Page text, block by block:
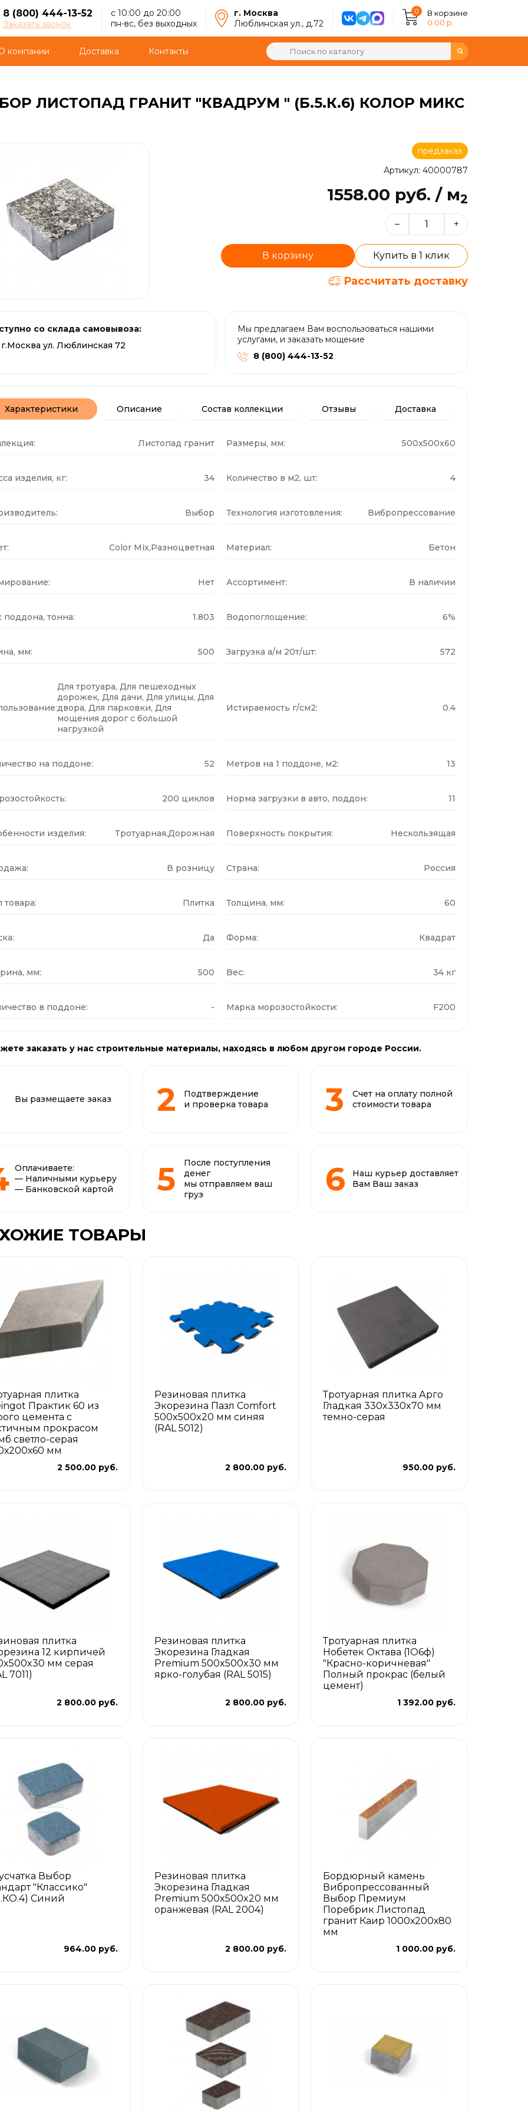
8 (800) 444-13-52
Заказать звонок
с 10:00 до 20:00
пн-вс, без выходных
г. Москва
Люблинская ул., д.72
0
В корзине
0.00 р.
компании Доставка Контакты
ЛИСТОПАД ГРАНИТ "КВАДРУМ " (Б.5.К.6) КОЛОР МИКС
предзаказ
Артикул: 40000787
1558.00 руб. / м2
– +
В корзину Купить в 1 клик
Рассчитать доставку
со склада самовывоза:
г.Москва ул. Люблинская 72
Мы предлагаем Вам воспользоваться нашими
услугами, и заказать мощение
8 (800) 444-13-52
Характеристики Описание Состав коллекции Отзывы Доставка
Листопад гранит Размеры, мм: 500x500x60
изделия, кг: 34 Количество в м2, шт: 4
Выбор Технология изготовления: Вибропрессование
Color Mix,Разноцветная Материал: Бетон
Нет Ассортимент: В наличии
поддона, тонна: 1.803 Водопоглощение: 6%
мм: 500 Загрузка а/м 20т/шт: 572
Для тротуара, Для пешеходных
дорожек, Для дачи, Для улицы, Для
двора, Для парковки, Для
мощения дорог с большой
нагрузкой
Истираемость г/см2: 0.4
на поддоне: 52 Метров на 1 поддоне, м2: 13
200 циклов Норма загрузки в авто, поддон: 11
изделия: Тротуарная,Дорожная Поверхность покрытия: Нескользящая
В розницу Страна: Россия
товара: Плитка Толщина, мм: 60
Да Форма: Квадрат
мм: 500 Вес: 34 кг
в поддоне: - Марка морозостойкости: F200
заказать у нас строительные материалы, находясь в любом другом городе России.
Вы размещаете заказ
Подтверждение
и проверка товара
Счет на оплату полной
стоимости товара
Оплачиваете:
— Наличными курьеру
— Банковской картой
После поступления
денег
мы отправляем ваш
груз
Наш курьер доставляет
Вам Ваш заказ
ТОВАРЫ
плитка
Практик 60 из
цемента с
прокрасом
светло-серая
мм
2 500.00 руб.
Резиновая плитка
Экорезина Пазл Comfort
500x500x20 мм синяя
(RAL 5012)
2 800.00 руб.
Тротуарная плитка Арго
Гладкая 330x330x70 мм
темно-серая
950.00 руб.
плитка
12 кирпичей
мм серая
7011)
2 800.00 руб.
Резиновая плитка
Экорезина Гладкая
Premium 500x500x30 мм
ярко-голубая (RAL 5015)
2 800.00 руб.
Тротуарная плитка
Нобетек Октава (1О6ф)
"Красно-коричневая"
Полный прокрас (белый
цемент)
1 392.00 руб.
Выбор
"Классико"
Синий
964.00 руб.
Резиновая плитка
Экорезина Гладкая
Premium 500x500x20 мм
оранжевая (RAL 2004)
2 800.00 руб.
Бордюрный камень
Вибропрессованный
Выбор Премиум
Поребрик Листопад
гранит Каир 1000х200х80
мм
1 000.00 руб.